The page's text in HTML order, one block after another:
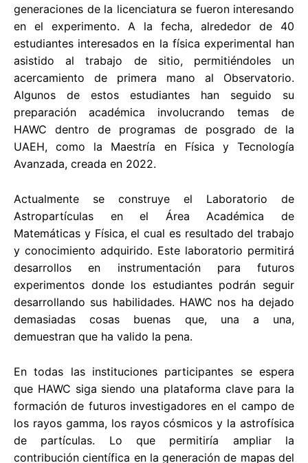
generaciones de la licenciatura se fueron interesando
en el experimento. A la fecha, alrededor de 40
estudiantes interesados en la física experimental han
asistido al trabajo de sitio, permitiéndoles un
acercamiento de primera mano al Observatorio.
Algunos de estos estudiantes han seguido su
preparación académica involucrando temas de
HAWC dentro de programas de posgrado de la
UAEH, como la Maestría en Física y Tecnología
Avanzada, creada en 2022.
Actualmente se construye el Laboratorio de
Astropartículas en el Área Académica de
Matemáticas y Física, el cual es resultado del trabajo
y conocimiento adquirido. Este laboratorio permitirá
desarrollos en instrumentación para futuros
experimentos donde los estudiantes podrán seguir
desarrollando sus habilidades. HAWC nos ha dejado
demasiadas cosas buenas que, una a una,
demuestran que ha valido la pena.
En todas las instituciones participantes se espera
que HAWC siga siendo una plataforma clave para la
formación de futuros investigadores en el campo de
los rayos gamma, los rayos cósmicos y la astrofísica
de partículas. Lo que permitiría ampliar la
contribución científica en la generación de mapas del